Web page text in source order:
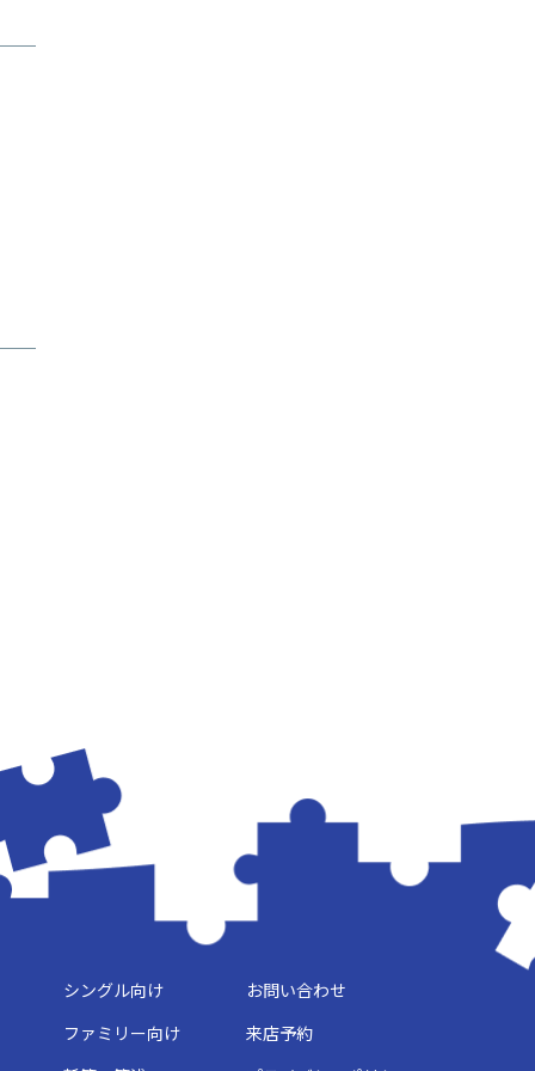
シングル向け
お問い合わせ
ファミリー向け
来店予約